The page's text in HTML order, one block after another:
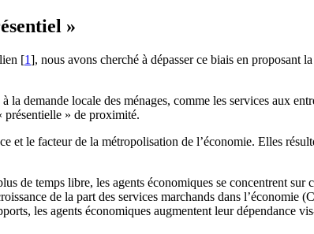
»
[1], nous avons cherché à dépasser ce biais en proposant
demande locale des ménages, comme les services aux
présentielle » de proximité.
le facteur de la métropolisation de l’économie. Elles
de temps libre, les agents économiques se concentrent sur
de la part des services marchands dans l’économie
les agents économiques augmentent leur dépendance